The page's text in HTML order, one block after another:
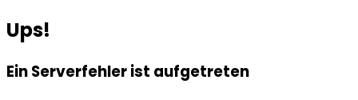
Ups!
Ein Serverfehler ist aufgetreten